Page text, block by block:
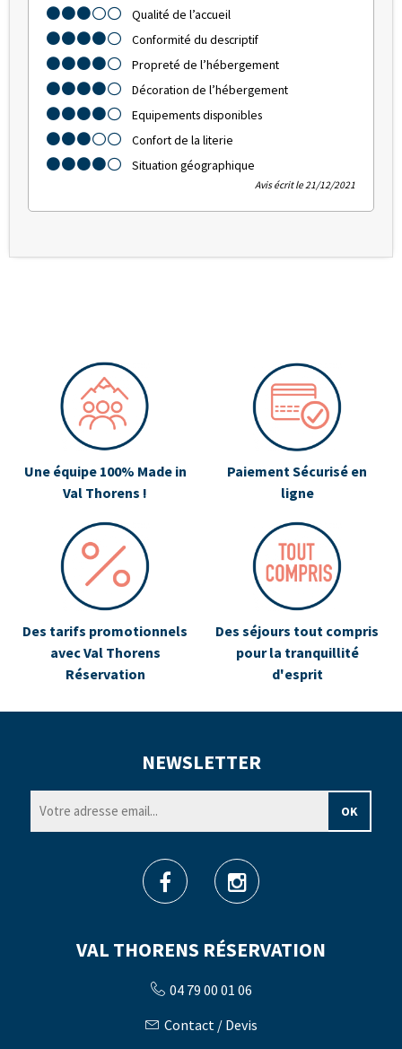
Qualité de l’accueil
Conformité du descriptif
Propreté de l’hébergement
Décoration de l’hébergement
Equipements disponibles
Confort de la literie
Situation géographique
Avis écrit le 21/12/2021
Une équipe 100% Made in
Val Thorens !
Paiement Sécurisé en
ligne
Des tarifs promotionnels
avec Val Thorens
Réservation
Des séjours tout compris
pour la tranquillité
d'esprit
VAL THORENS RÉSERVATION
04 79 00 01 06
Contact / Devis
NEWSLETTER